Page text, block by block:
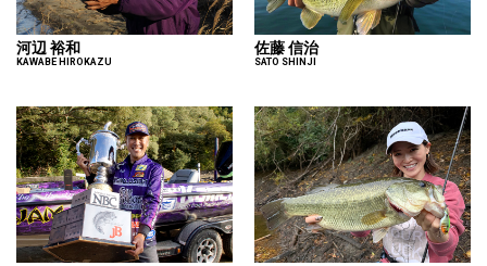
河辺 裕和
KAWABE HIROKAZU
佐藤 信治
SATO SHINJI